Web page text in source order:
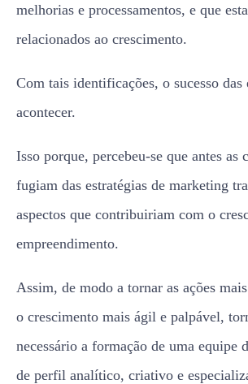
melhorias e processamentos, e que
relacionados ao crescimento.
Com tais identificações, o sucesso das
acontecer.
Isso porque, percebeu-se que antes as
fugiam das estratégias de marketing
aspectos que contribuiriam com o
empreendimento.
Assim, de modo a tornar as ações
o crescimento mais ágil e palpável,
necessário a formação de uma equipe
de perfil analítico, criativo e